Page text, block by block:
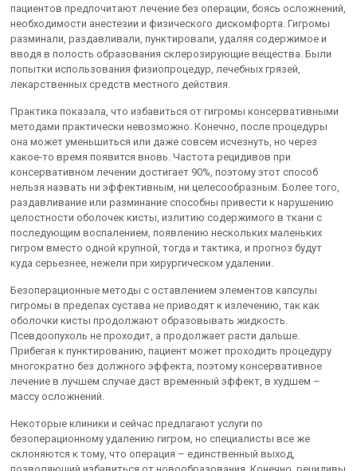
пациентов предпочитают лечение без операции, боясь осложнений,
необходимости анестезии и физического дискомфорта. Гигромы
разминали, раздавливали, пунктировали, удаляя содержимое и
вводя в полость образования склерозирующие вещества. Были
попытки использования физиопроцедур, лечебных грязей,
лекарственных средств местного действия.
Практика показала, что избавиться от гигромы консервативными
методами практически невозможно. Конечно, после процедуры
она может уменьшиться или даже совсем исчезнуть, но через
какое-то время появится вновь. Частота рецидивов при
консервативном лечении достигает 90%, поэтому этот способ
нельзя назвать ни эффективным, ни целесообразным. Более того,
раздавливание или разминание способны привести к нарушению
целостности оболочек кисты, излитию содержимого в ткани с
последующим воспалением, появлению нескольких маленьких
гигром вместо одной крупной, тогда и тактика, и прогноз будут
куда серьезнее, нежели при хирургическом удалении.
Безоперационные методы с оставлением элементов капсулы
гигромы в пределах сустава не приводят к излечению, так как
оболочки кисты продолжают образовывать жидкость.
Псевдоопухоль не проходит, а продолжает расти дальше.
Прибегая к пунктированию, пациент может проходить процедуру
многократно без должного эффекта, поэтому консервативное
лечение в лучшем случае даст временный эффект, в худшем –
массу осложнений.
Некоторые клиники и сейчас предлагают услуги по
безоперационному удалению гигром, но специалисты все же
склоняются к тому, что операция – единственный выход,